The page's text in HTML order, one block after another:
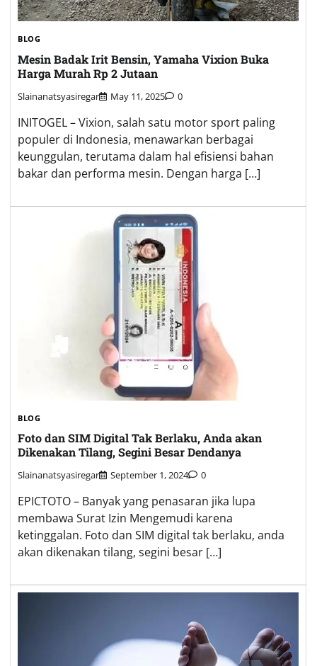
BLOG
Mesin Badak Irit Bensin, Yamaha Vixion Buka
Harga Murah Rp 2 Jutaan
Slainanatsyasiregar May 11, 2025 0
INITOGEL – Vixion, salah satu motor sport paling
populer di Indonesia, menawarkan berbagai
keunggulan, terutama dalam hal efisiensi bahan
bakar dan performa mesin. Dengan harga […]
BLOG
Foto dan SIM Digital Tak Berlaku, Anda akan
Dikenakan Tilang, Segini Besar Dendanya
Slainanatsyasiregar September 1, 2024 0
EPICTOTO – Banyak yang penasaran jika lupa
membawa Surat Izin Mengemudi karena
ketinggalan. Foto dan SIM digital tak berlaku, anda
akan dikenakan tilang, segini besar […]